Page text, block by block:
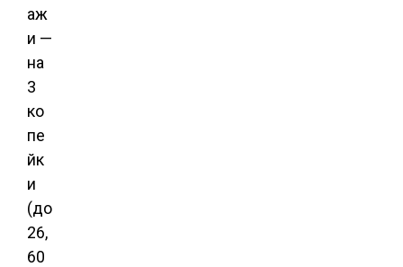
аж
и —
на
3
ко
пе
йк
и
(до
26,
60